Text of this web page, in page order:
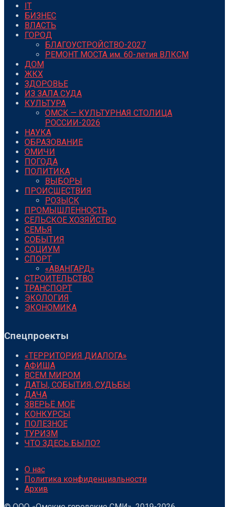
IT
БИЗНЕС
ВЛАСТЬ
ГОРОД
БЛАГОУСТРОЙСТВО-2027
РЕМОНТ МОСТА им. 60-летия ВЛКСМ
ДОМ
ЖКХ
ЗДОРОВЬЕ
ИЗ ЗАЛА СУДА
КУЛЬТУРА
ОМСК — КУЛЬТУРНАЯ СТОЛИЦА
РОССИИ-2026
НАУКА
ОБРАЗОВАНИЕ
ОМИЧИ
ПОГОДА
ПОЛИТИКА
ВЫБОРЫ
ПРОИСШЕСТВИЯ
РОЗЫСК
ПРОМЫШЛЕННОСТЬ
СЕЛЬСКОЕ ХОЗЯЙСТВО
СЕМЬЯ
СОБЫТИЯ
СОЦИУМ
СПОРТ
«АВАНГАРД»
СТРОИТЕЛЬСТВО
ТРАНСПОРТ
ЭКОЛОГИЯ
ЭКОНОМИКА
Спецпроекты
«ТЕРРИТОРИЯ ДИАЛОГА»
АФИША
ВСЕМ МИРОМ
ДАТЫ, СОБЫТИЯ, СУДЬБЫ
ДАЧА
ЗВЕРЬЁ МОЁ
КОНКУРСЫ
ПОЛЕЗНОЕ
ТУРИЗМ
ЧТО ЗДЕСЬ БЫЛО?
О нас
Политика конфиденциальности
Архив